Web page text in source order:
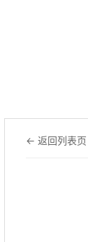
← 返回列表页